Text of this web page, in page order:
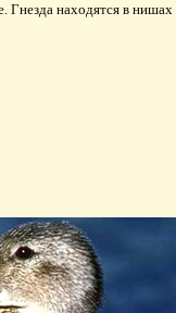
Гнезда находятся в